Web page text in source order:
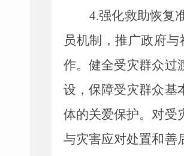
4.强化救助恢复
员机制，推广政府
作。健全受灾群众过
设，保障受灾群众基
体的关爱保护。对受
与灾害应对处置和善